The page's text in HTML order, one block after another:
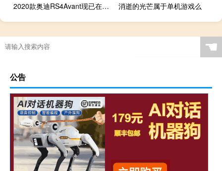
2020款奥迪RS4Avant现已在澳大利亚发售价格为152900澳元
消逝的光芒属于单机游戏么
☚
公告